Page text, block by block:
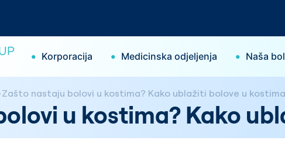
• Korporacija • Medicinska odjeljenja • Naša
Zašto nastaju bolovi u kostima? Kako ublažiti bolove u
u kostima? Kako